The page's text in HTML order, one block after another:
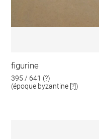
figurine
395 / 641 (?)
(époque byzantine [?])